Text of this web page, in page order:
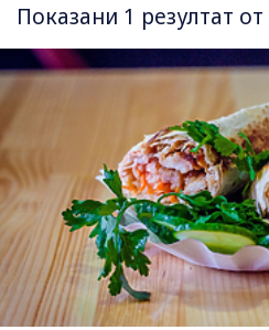
Показани 1 резултат